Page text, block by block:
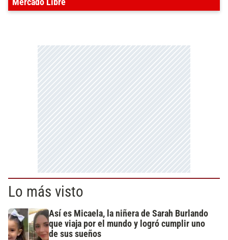
Mercado Libre
Lo más visto
Así es Micaela, la niñera de Sarah Burlando
que viaja por el mundo y logró cumplir uno
de sus sueños